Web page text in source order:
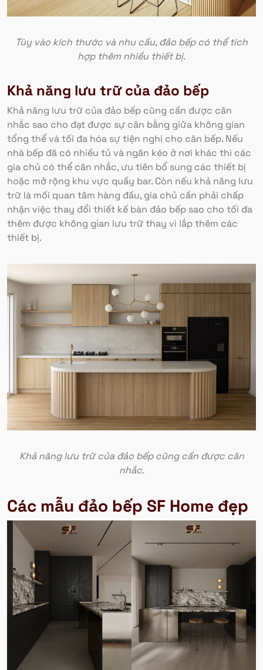
Tùy vào kích thước và nhu cầu, đảo bếp có thể tích
hợp thêm nhiều thiết bị.
Khả năng lưu trữ của đảo bếp
Khả năng lưu trữ của đảo bếp cũng cần được cân
nhắc sao cho đạt được sự cân bằng giữa không gian
tổng thể và tối đa hóa sự tiện nghi cho căn bếp. Nếu
nhà bếp đã có nhiều tủ và ngăn kéo ở nơi khác thì các
gia chủ có thể cân nhắc, ưu tiên bổ sung các thiết bị
hoặc mở rộng khu vực quầy bar. Còn nếu khả năng lưu
trữ là mối quan tâm hàng đầu, gia chủ cần phải chấp
nhận việc thay đổi thiết kế bàn đảo bếp sao cho tối đa
thêm được không gian lưu trữ thay vì lắp thêm các
thiết bị.
Khả năng lưu trữ của đảo bếp cũng cần được cân
nhắc.
Các mẫu đảo bếp SF Home đẹp